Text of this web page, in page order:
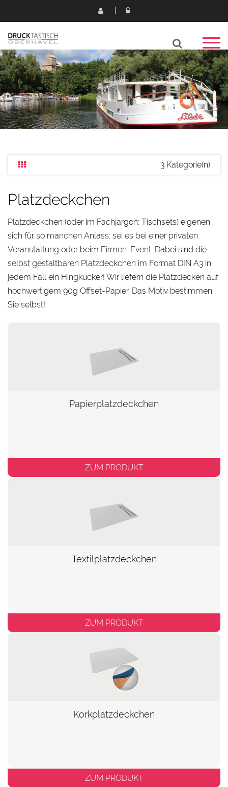
3 Kategorie(n)
Platzdeckchen
Platzdeckchen (oder im Fachjargon: Tischsets) eigenen
sich für so manchen Anlass: sei es bei einer privaten
Veranstaltung oder beim Firmen-Event. Dabei sind die
selbst gestaltbaren Platzdeckchen im Format DIN A3 in
jedem Fall ein Hingkucker! Wir liefern die Platzdecken auf
hochwertigem 90g Offset-Papier. Das Motiv bestimmen
Sie selbst!
Papierplatzdeckchen
ZUM PRODUKT
Textilplatzdeckchen
ZUM PRODUKT
Korkplatzdeckchen
ZUM PRODUKT